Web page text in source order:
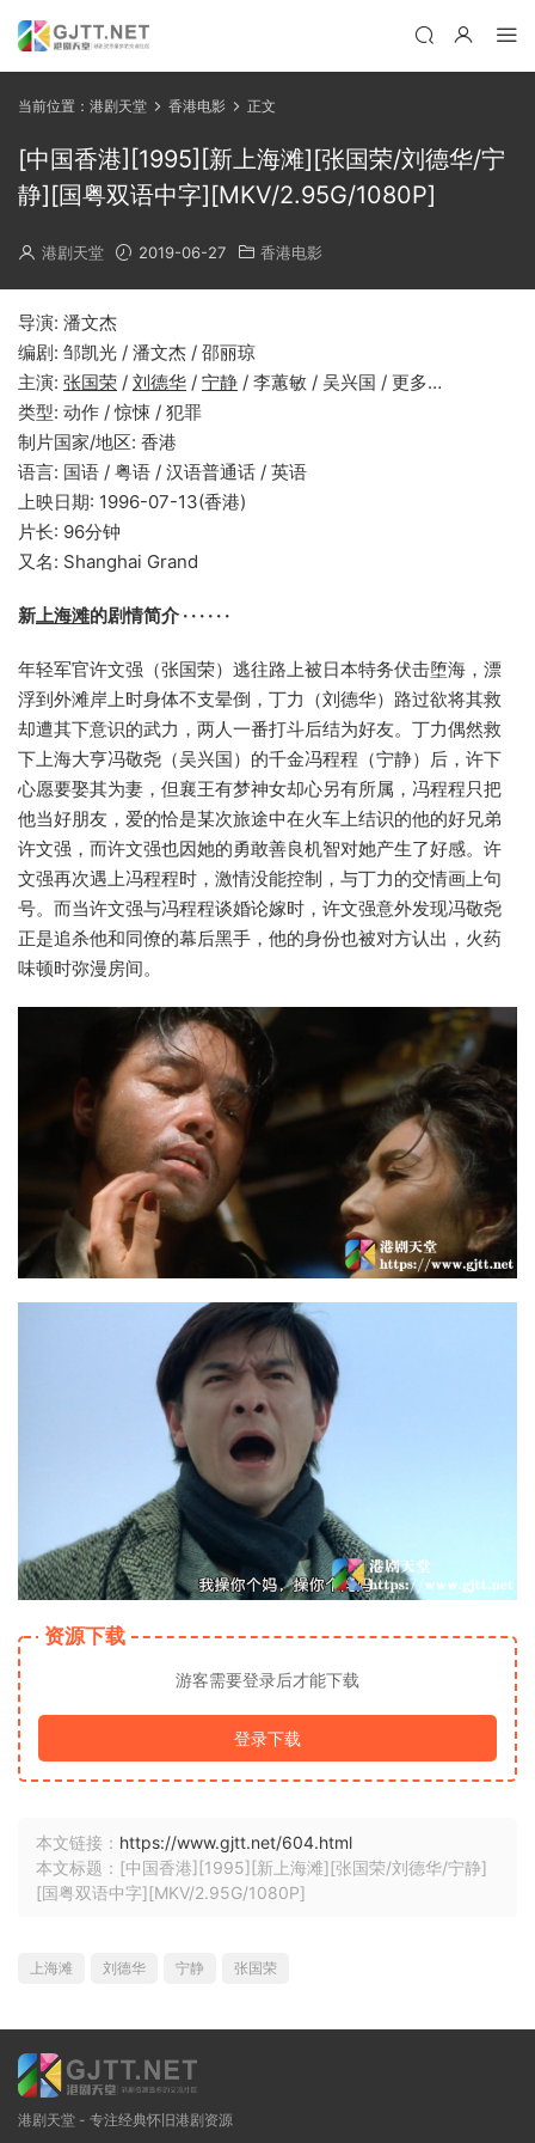
当前位置： 港剧天堂 香港电影 正文
[中国香港][1995][新上海滩][张国荣/刘德华/宁
静][国粤双语中字][MKV/2.95G/1080P]
港剧天堂 2019-06-27 香港电影
导演: 潘文杰
编剧: 邹凯光 / 潘文杰 / 邵丽琼
主演: 张国荣 / 刘德华 / 宁静 / 李蕙敏 / 吴兴国 / 更多…
类型: 动作 / 惊悚 / 犯罪
制片国家/地区: 香港
语言: 国语 / 粤语 / 汉语普通话 / 英语
上映日期: 1996-07-13(香港)
片长: 96分钟
又名: Shanghai Grand
新上海滩的剧情简介 · · · · · ·
年轻军官许文强（张国荣）逃往路上被日本特务伏击堕海，漂
浮到外滩岸上时身体不支晕倒，丁力（刘德华）路过欲将其救
却遭其下意识的武力，两人一番打斗后结为好友。丁力偶然救
下上海大亨冯敬尧（吴兴国）的千金冯程程（宁静）后，许下
心愿要娶其为妻，但襄王有梦神女却心另有所属，冯程程只把
他当好朋友，爱的恰是某次旅途中在火车上结识的他的好兄弟
许文强，而许文强也因她的勇敢善良机智对她产生了好感。许
文强再次遇上冯程程时，激情没能控制，与丁力的交情画上句
号。而当许文强与冯程程谈婚论嫁时，许文强意外发现冯敬尧
正是追杀他和同僚的幕后黑手，他的身份也被对方认出，火药
味顿时弥漫房间。
资源下载
游客需要登录后才能下载
登录下载
本文链接： https://www.gjtt.net/604.html
本文标题：[中国香港][1995][新上海滩][张国荣/刘德华/宁静]
[国粤双语中字][MKV/2.95G/1080P]
上海滩 刘德华 宁静 张国荣
港剧天堂 - 专注经典怀旧港剧资源